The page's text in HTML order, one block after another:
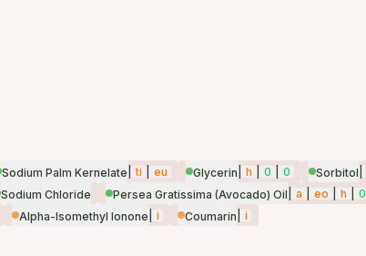
Sodium Palm Kernelate ti eu Glycerin h 0 0 Sorbitol
Sodium Chloride Persea Gratissima (Avocado) Oil a eo h 0
Alpha-Isomethyl Ionone i Coumarin i